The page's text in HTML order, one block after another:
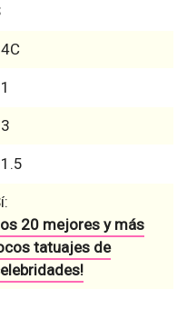
20 mejores y más
tatuajes de